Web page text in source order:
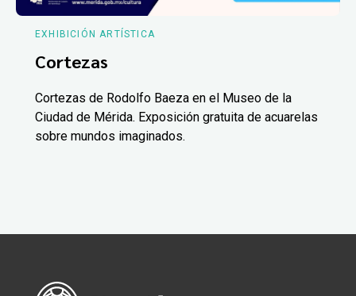
EXHIBICIÓN ARTÍSTICA
Cortezas
Cortezas de Rodolfo Baeza en el Museo de la
Ciudad de Mérida. Exposición gratuita de acuarelas
sobre mundos imaginados.